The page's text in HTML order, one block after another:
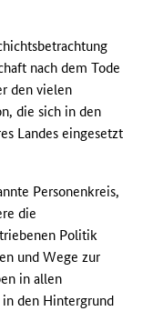
nach dem Tode
den vielen
die sich in den
Landes eingesetzt
Personenkreis,
die
Politik
und Wege zur
in allen
den Hintergrund